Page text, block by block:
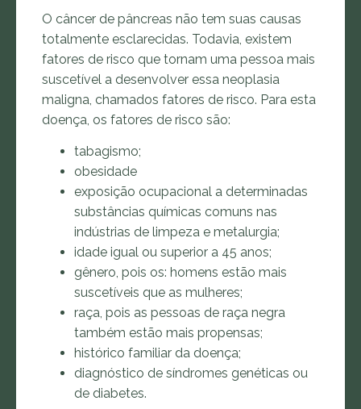
O câncer de pâncreas não tem suas causas
totalmente esclarecidas. Todavia, existem
fatores de risco que tornam uma pessoa mais
suscetível a desenvolver essa neoplasia
maligna, chamados fatores de risco. Para esta
doença, os fatores de risco são:
tabagismo;
obesidade
exposição ocupacional a determinadas
substâncias químicas comuns nas
indústrias de limpeza e metalurgia;
idade igual ou superior a 45 anos;
gênero, pois os: homens estão mais
suscetíveis que as mulheres;
raça, pois as pessoas de raça negra
também estão mais propensas;
histórico familiar da doença;
diagnóstico de síndromes genéticas ou
de diabetes.